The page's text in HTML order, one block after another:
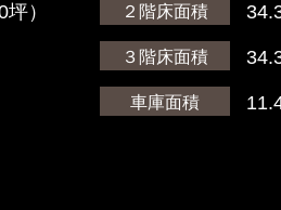
） ２階床面積
３階床面積
車庫面積